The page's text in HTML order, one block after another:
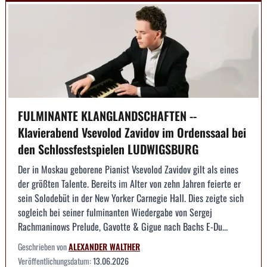
FULMINANTE KLANGLANDSCHAFTEN --
Klavierabend Vsevolod Zavidov im Ordenssaal bei
den Schlossfestspielen LUDWIGSBURG
Der in Moskau geborene Pianist Vsevolod Zavidov gilt als eines
der größten Talente. Bereits im Alter von zehn Jahren feierte er
sein Solodebüt in der New Yorker Carnegie Hall. Dies zeigte sich
sogleich bei seiner fulminanten Wiedergabe von Sergej
Rachmaninows Prelude, Gavotte & Gigue nach Bachs E-Du...
Geschrieben vonALEXANDER WALTHER
Veröffentlichungsdatum:13.06.2026